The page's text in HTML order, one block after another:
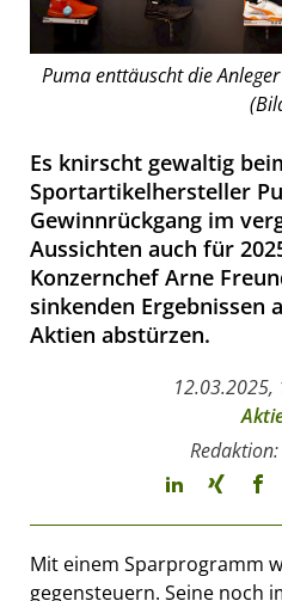
Puma enttäuscht die
Es knirscht gewaltig
Sportartikelhersteller
Gewinnrückgang im
Aussichten auch für
Konzernchef Arne
sinkenden Ergebnissen
Aktien abstürzen.
12.03.2025,
Mit einem Sparprogramm
gegensteuern. Seine noch